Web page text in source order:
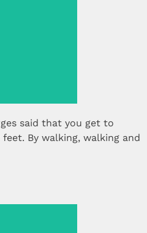
said that you get to
By walking, walking and